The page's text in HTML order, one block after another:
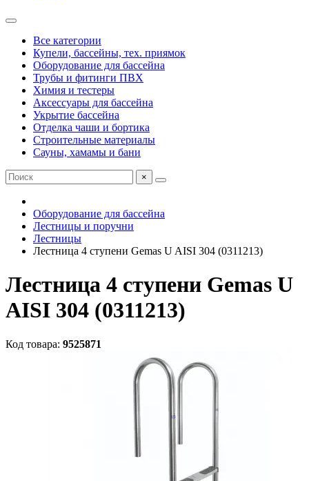
Все категории
Купели, бассейны, тех. приямок
Оборудование для бассейна
Трубы и фитинги ПВХ
Химия и тестеры
Аксессуары для бассейна
Укрытие бассейна
Отделка чаши и бортика
Строительные материалы
Сауны, хамамы и бани
×
Оборудование для бассейна
Лестницы и поручни
Лестницы
Лестница 4 ступени Gemas U AISI 304 (0311213)
Лестница 4 ступени Gemas U
AISI 304 (0311213)
Код товара: 9525871